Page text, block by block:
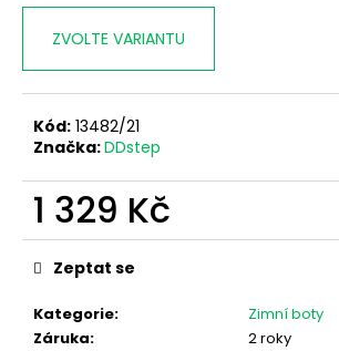
ZVOLTE VARIANTU
Kód: 13482/21
Značka:DDstep
1 329 Kč
Měrná
cena:
Kategorie:
Zimní boty
Záruka:
2 roky
Zeptat se